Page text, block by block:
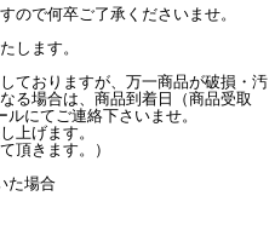
ので何卒ご了承くださいませ。
します。
ておりますが、万一商品が破損・汚
る場合は、商品到着日（商品受取
にてご連絡下さいませ。
上げます。
頂きます。）
た場合